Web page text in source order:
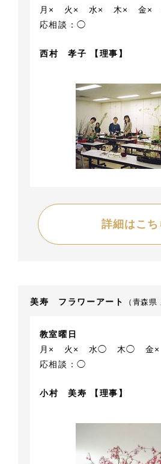
月×
火× 水× 木× 金×
応相談：◯
西村 孝子 【理事】
詳細はこち
美寿 フラワーアート （青森県
教室曜日
月×
火× 水◯ 木◯ 金×
応相談：◯
小村 美寿 【理事】